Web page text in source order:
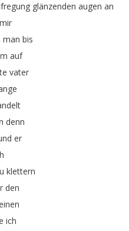
glänzenden augen an
mir
man bis
auf
vater
denn
er
klettern
den
ich